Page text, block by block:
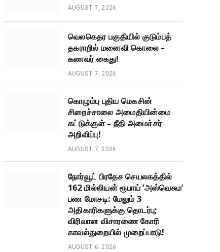
AUGUST 7, 2026
வெலகெதர பகுதியில் குடும்பத்
தகராறில் மனைவி கொலை –
கணவர் கைது!
AUGUST 7, 2026
கொழும்பு புதிய மெகசின்
சிறைச்சாலை அமைதியின்மை
கட்டுக்குள் – நீதி அமைச்சர்
அறிவிப்பு!
AUGUST 7, 2026
நோர்வூட் பிரதேச செயலகத்தில்
162 மில்லியன் ரூபாய் ‘அஸ்வெசும’
பண மோசடி: மேலும் 3
அதிகாரிகளுக்கு தொடர்பு;
விரிவான விசாரணை கோரி
காவல்துறையில் முறைப்பாடு!
AUGUST 6, 2026